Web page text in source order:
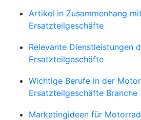
Artikel in Zusammenhang
Ersatzteilgeschäfte
Relevante Dienstleistungen
Ersatzteilgeschäfte
Wichtige Berufe in der
Ersatzteilgeschäfte Branche
Marketingideen für